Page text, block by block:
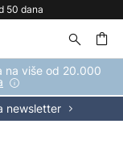
50 dana
na više od 20.000
newsletter